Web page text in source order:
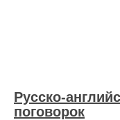
Русско-
поговорок